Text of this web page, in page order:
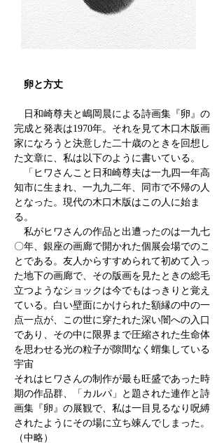
卵と方丈
日和崎尊夫と嶋岡晨による詩画集『卵』の
完成と発表は1970年。それを見て木口木版画
家になろうと決意した二十歳のときを回想し
た文章に、私は以下のように書いている。
「ヒワさんこと日和崎尊夫は一九四一年高
知市に生まれ、一九九二年、同市で不帰の人
となった。現代の木口木版はこの人に始ま
る。
私がヒワさんの作品と出遭ったのは一九七
〇年、銀座の画廊で開かれた個展会場でのこ
とである。友人からすすめられて初めて入っ
た地下の画廊で、その版画を見たときの総毛
立つようなショックは今でもはっきりと覚え
ている。白い壁面にかけられた額縁の中の一
点一点が、この世に穿たれた深い闇への入口
であり、その中に限界まで圧縮された生命体
を思わせる光の粒子が隙間なく蝟集している
宇宙
それはヒワさんの制作が最も旺盛であった時
期の作品群、「カルパ」と題された連作と詩
画集『卵』の展観で、私は一目見るなり呪縛
されたようにその場に立ち竦んでしまった。
（中略）